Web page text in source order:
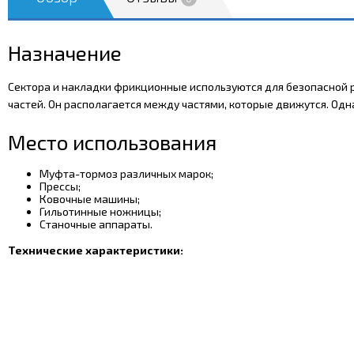
Назначение
Сектора и накладки фрикционные используются для
частей. Он располагается между частями, которые движутся.
Место использования
Муфта-тормоз различных марок;
Прессы;
Ковочные машины;
Гильотинные ножницы;
Станочные аппараты.
Технические характеристики: